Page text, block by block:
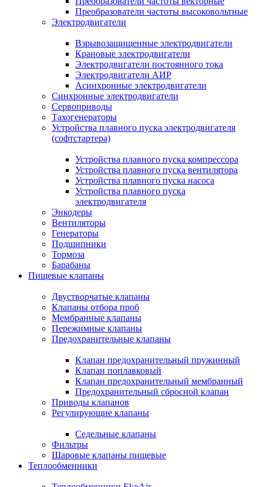
Преобразователи частоты высоковольтные
Электродвигатели
Взрывозащищенные электродвигатели
Крановые электродвигатели
Электродвигатели постоянного тока
Электродвигатели АИР
Асинхронные электродвигатели
Синхронные электродвигатели
Сервоприводы
Тахогенераторы
Устройства плавного пуска электродвигателя
(софтстартера)
Устройства плавного пуска компрессора
Устройства плавного пуска вентилятора
Устройства плавного пуска насоса
Устройства плавного пуска
электродвигателя
Энкодеры
Вентиляторы
Генераторы
Подшипники
Тормоза
Барабаны
Пищевые клапаны
Двустворчатые клапаны
Клапаны отбора проб
Мембранные клапаны
Пережимные клапаны
Предохранительные клапаны
Клапан предохранительный пружинный
Клапан поплавковый
Клапан предохранительный мембранный
Предохранительный сбросной клапан
Приводы клапанов
Регулирующие клапаны
Седельные клапаны
Фильтры
Шаровые клапаны пищевые
Теплообменники